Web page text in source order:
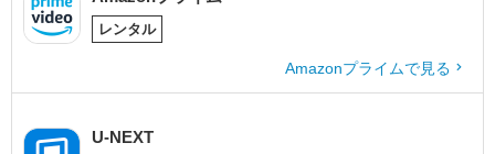
レンタル
Amazonプライムで見る
U-NEXT